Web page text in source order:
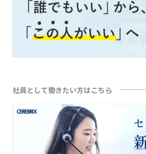
社員として働きたい方はこちら